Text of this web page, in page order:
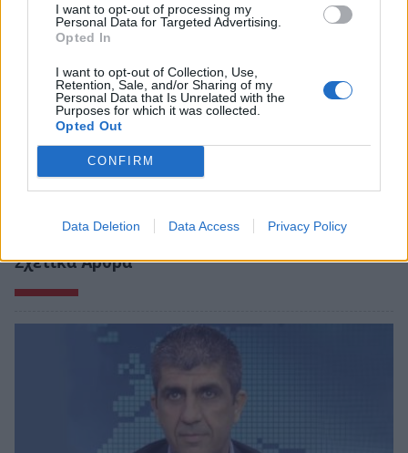
I want to opt-out of processing my
Personal Data for Targeted Advertising.
Opted In
I want to opt-out of Collection, Use,
Retention, Sale, and/or Sharing of my
Personal Data that Is Unrelated with the
Purposes for which it was collected.
Opted Out
CONFIRM
Data Deletion Data Access Privacy Policy
Σχετικά Άρθρα